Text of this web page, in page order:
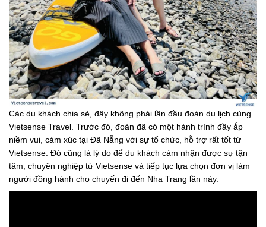
Các du khách chia sẻ, đây không phải lần đầu đoàn du lịch cùng
Vietsense Travel. Trước đó, đoàn đã có một hành trình đầy ắp
niềm vui, cảm xúc tại Đã Nẵng với sự tổ chức, hỗ trợ rất tốt từ
Vietsense. Đó cũng là lý do để du khách cảm nhận được sự tận
tâm, chuyên nghiệp từ Vietsense và tiếp tục lựa chọn đơn vị làm
người đồng hành cho chuyến đi đến Nha Trang lần này.